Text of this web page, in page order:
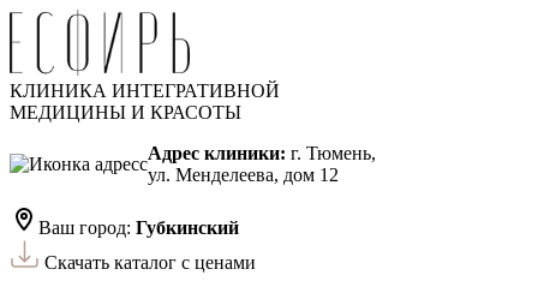
КЛИНИКА ИНТЕГРАТИВНОЙ
МЕДИЦИНЫ И КРАСОТЫ
Адрес клиники: г. Тюмень,
ул. Менделеева, дом 12
Ваш город: Губкинский
Скачать каталог с ценами